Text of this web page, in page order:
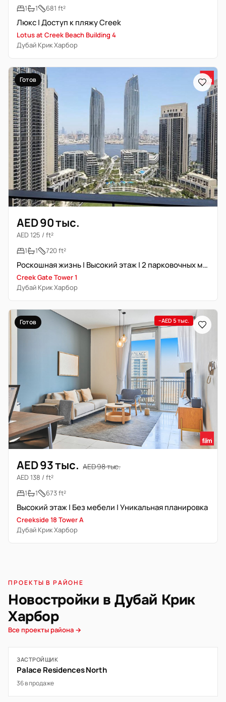
1 1 681 ft²
Люкс | Доступ к пляжу Creek
Lotus at Creek Beach Building 4
Дубай Крик Харбор
Готов
AED 90 тыс.
AED 125 / ft²
1
1 720 ft²
Роскошная жизнь | Высокий этаж | 2 парковочных места
Creek Gate Tower 1
Дубай Крик Харбор
Готов −AED 5 тыс.
AED 93 тыс. AED 98 тыс.
AED 138 / ft²
1
1 673 ft²
Высокий этаж | Без мебели | Уникальная планировка
Creekside 18 Tower A
Дубай Крик Харбор
ПРОЕКТЫ В РАЙОНЕ
Новостройки в Дубай Крик
Харбор
Все проекты района →
ЗАСТРОЙЩИК
Palace Residences North
36 в продаже